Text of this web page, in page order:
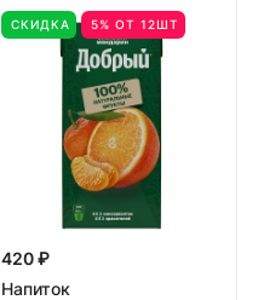
СКИДКА 5% ОТ 12ШТ
420 ₽
Напиток